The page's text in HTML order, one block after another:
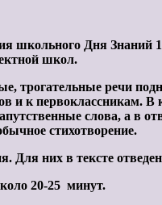
школьного Дня Знаний
школ.
речи
к первоклассникам. В
слова, а в
стихотворение.
Для них в тексте
20-25 минут.